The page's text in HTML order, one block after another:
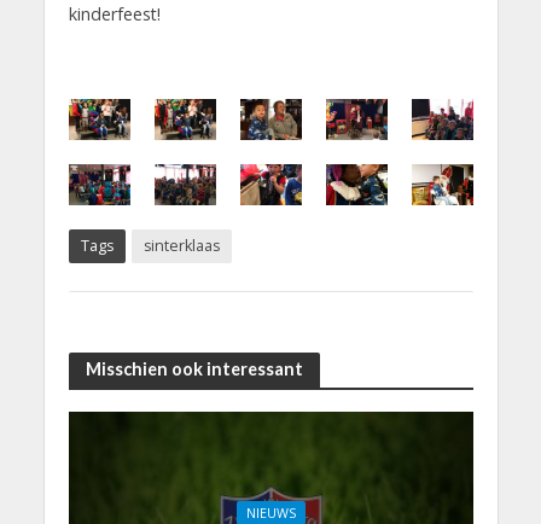
kinderfeest!
Tags sinterklaas
Misschien ook interessant
NIEUWS